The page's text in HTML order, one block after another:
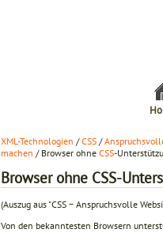
XML-Technologien /CSS /
machen / Browser ohne CSS-
Browser ohne CSS-
(Auszug aus "CSS − Anspruchsvolle
Von den bekanntesten Browsern